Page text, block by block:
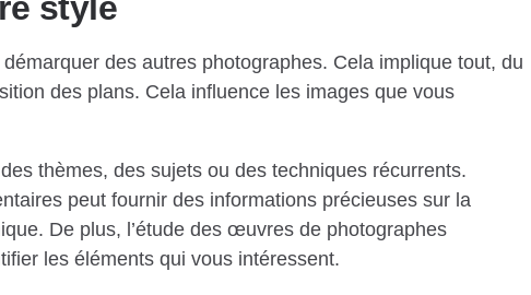
des autres photographes. Cela implique tout, du
des plans. Cela influence les images que vous
thèmes, des sujets ou des techniques récurrents.
peut fournir des informations précieuses sur la
De plus, l’étude des œuvres de photographes
les éléments qui vous intéressent.